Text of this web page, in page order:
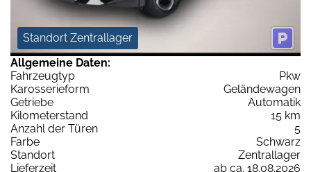
Standort Zentrallager
Allgemeine Daten:
Fahrzeugtyp
Pkw
Karosserieform
Geländewagen
Getriebe
Automatik
Kilometerstand
15 km
Anzahl der Türen
5
Farbe
Schwarz
Standort
Zentrallager
Lieferzeit
ab ca. 18.08.2026